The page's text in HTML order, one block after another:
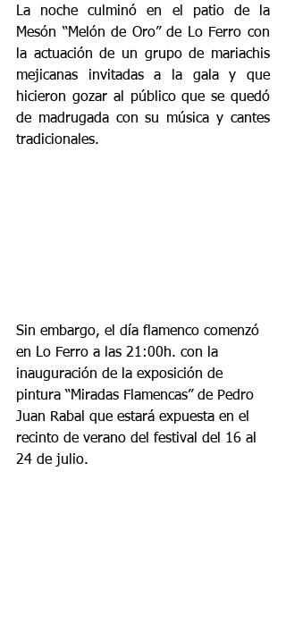
La noche culminó en el patio de la
Mesón “Melón de Oro” de Lo Ferro con
la actuación de un grupo de mariachis
mejicanas invitadas a la gala y que
hicieron gozar al público que se quedó
de madrugada con su música y cantes
tradicionales.
Sin embargo, el día flamenco comenzó
en Lo Ferro a las 21:00h. con la
inauguración de la exposición de
pintura “Miradas Flamencas” de Pedro
Juan Rabal que estará expuesta en el
recinto de verano del festival del 16 al
24 de julio.